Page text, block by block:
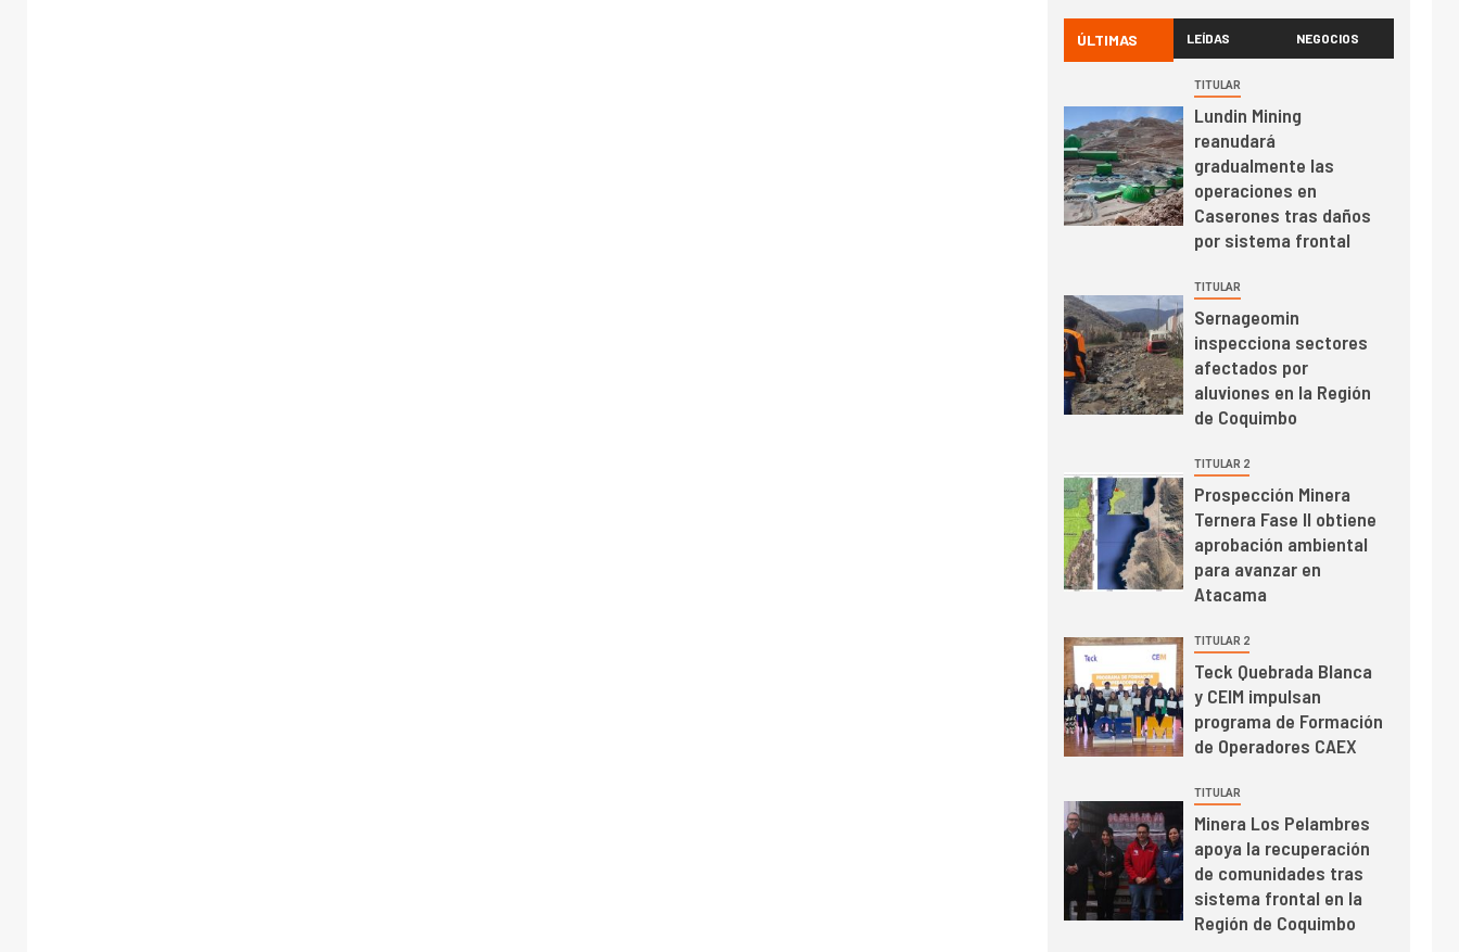
Codelco Ventanas
prueba camión 100%
eléctrico para
transportar cátodos al
Puerto de San Antonio
2 I+D
Producción minera en
mayo de 2026 cae
10,6%
I+D
PIB minero impacta el
crecimiento regional:
Banco Central reporta
resultados dispares en
el primer trimestre
4
Informe bimensual de
Cochilco: precio del
cobre alcanza
máximos por escasez
de concentrados
5 I+D
Estudio revela cómo el
precio del cobre y
educación superior se
mineras
6 I+D
BHP proyecta
producción de cobre
cercana a 2 millones
de toneladas tras
Codelco reporta Ebitda
de US$ 6.670 millones
y mejora sus
indicadores financieros
ÚLTIMAS LEÍDAS NEGOCIOS
TITULAR
Lundin Mining
reanudará
gradualmente las
operaciones en
Caserones tras daños
por sistema frontal
TITULAR
Sernageomin
inspecciona sectores
afectados por
aluviones en la Región
de Coquimbo
TITULAR 2
Prospección Minera
Ternera Fase II obtiene
aprobación ambiental
para avanzar en
Atacama
TITULAR 2
Teck Quebrada Blanca
y CEIM impulsan
programa de Formación
de Operadores CAEX
TITULAR
Minera Los Pelambres
apoya la recuperación
de comunidades tras
sistema frontal en la
Región de Coquimbo